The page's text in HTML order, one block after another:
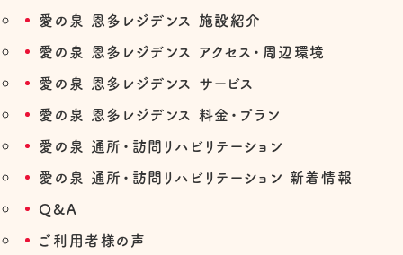
愛の泉 恩多レジデンス 施設紹介
愛の泉 恩多レジデンス アクセス・周辺環境
愛の泉 恩多レジデンス サービス
愛の泉 恩多レジデンス 料金・プラン
愛の泉 通所・訪問リハビリテーション
愛の泉 通所・訪問リハビリテーション 新着情報
Q&A
ご利用者様の声